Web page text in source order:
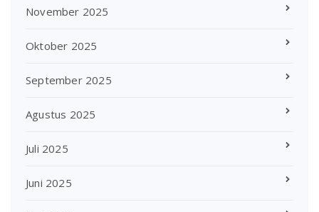
November 2025
Oktober 2025
September 2025
Agustus 2025
Juli 2025
Juni 2025